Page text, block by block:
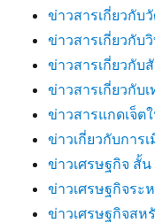
ข่าวสารเกี่ยวกั
ข่าวสารเกี่ยวกับ
ข่าวสารเกี่ยวกับ
ข่าวสารเกี่ยวกับ
ข่าวสารแกดเจ็ต
ข่าวเกี่ยวกับการเ
ข่าวเศรษฐกิจ สั้น
ข่าวเศรษฐกิจระ
ข่าวเศรษฐกิจสห